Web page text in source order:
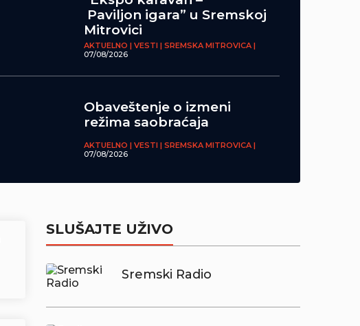
Paviljon igara” u Sremskoj
Mitrovici
AKTUELNO | VESTI | SREMSKA MITROVICA |
07/08/2026
Obaveštenje o izmeni
režima saobraćaja
AKTUELNO | VESTI | SREMSKA MITROVICA |
07/08/2026
SLUŠAJTE UŽIVO
Sremski Radio